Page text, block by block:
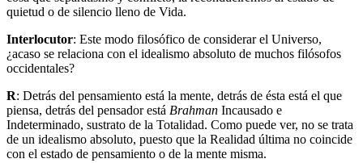
quietud o de silencio lleno de Vida.
Interlocutor: Este modo filosófico de considerar el Universo,
¿acaso se relaciona con el idealismo absoluto de muchos filósofos
occidentales?
R: Detrás del pensamiento está la mente, detrás de ésta está el que
piensa, detrás del pensador está Brahman Incausado e
Indeterminado, sustrato de la Totalidad. Como puede ver, no se trata
de un idealismo absoluto, puesto que la Realidad última no coincide
con el estado de pensamiento o de la mente misma.